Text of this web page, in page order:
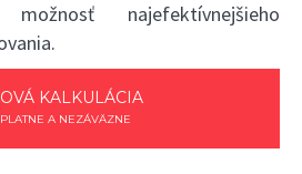
najefektívnejšieho
KALKULÁCIA
A NEZÁVÄZNE